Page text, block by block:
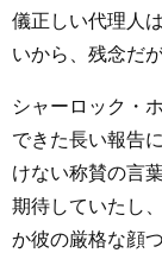
儀正しい代理人
いから、残念だ
シャーロック・
できた長い報告
けない称賛の言
期待していたし
か彼の厳格な顔